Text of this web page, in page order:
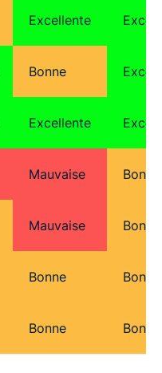
Excellente
Bonne
Excellente
Mauvaise Bonne
Mauvaise Bonne
Bonne Bonne
Bonne Bonne